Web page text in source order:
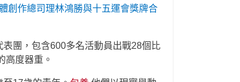
創作總司理林鴻勝與十五運會獎牌合
團，包含600多名活動員出戰28個比
高度器重。